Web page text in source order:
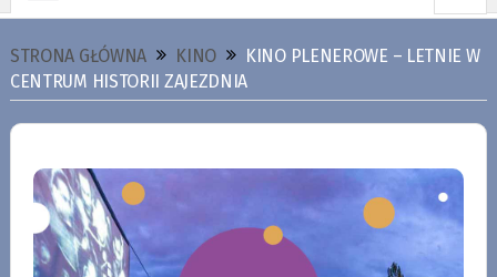
STRONA GŁÓWNA KINO
KINO PLENEROWE – LETNIE W
CENTRUM HISTORII ZAJEZDNIA